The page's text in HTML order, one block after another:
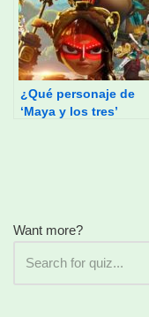
¿Qué personaje de
‘Maya y los tres’
Want more?